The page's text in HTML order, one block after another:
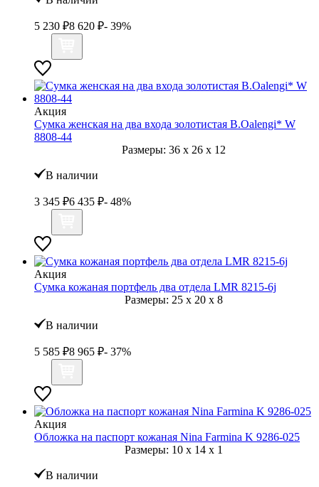
5 230 ₽8 620 ₽- 39%
Акция
Сумка женская на два входа золотистая B.Oalengi* W
8808-44
Размеры: 36 x 26 x 12
В наличии
3 345 ₽6 435 ₽- 48%
Акция
Сумка кожаная портфель два отдела LMR 8215-6j
Размеры: 25 x 20 x 8
В наличии
5 585 ₽8 965 ₽- 37%
Акция
Обложка на паспорт кожаная Nina Farmina K 9286-025
Размеры: 10 x 14 x 1
В наличии